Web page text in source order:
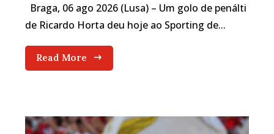
Braga, 06 ago 2026 (Lusa) – Um golo de penálti
de Ricardo Horta deu hoje ao Sporting de...
Read More